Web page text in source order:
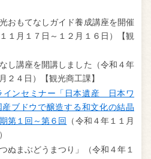
おもてなしガイド養成講座を開催
１月１７日～１２月１６日）【観
し講座を開講しました（令和４年
２４日）【観光商工課】
インセミナー「日本遺産 日本ワ
ブドウで醸造する和文化の結晶
第１回～第６回 （令和４年１１月
ぬまぶどうまつり」（令和４年１